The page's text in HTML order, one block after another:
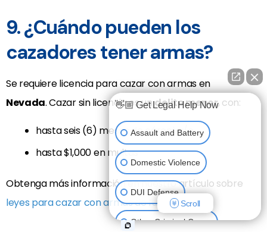
9. ¿Cuándo pueden los
cazadores tener armas?
Se requiere licencia para cazar con armas en
Nevada. Cazar sin licencia es undelito menor, con:
hasta seis (6) meses de cárcel, y/o
hasta $1,000 en multas
Obtenga más información en nuestro artículo sobre
leyes para cazar con armas de fuego.14
👋🏼 Get Legal Help Now
Assault and Battery
Domestic Violence
DUI Defense
Other Criminal Cases
Scroll